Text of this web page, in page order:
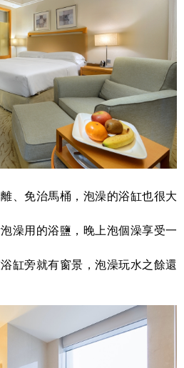
、免治馬桶，泡澡的浴缸也很大
澡用的浴鹽，晚上泡個澡享受一
缸旁就有窗景，泡澡玩水之餘還